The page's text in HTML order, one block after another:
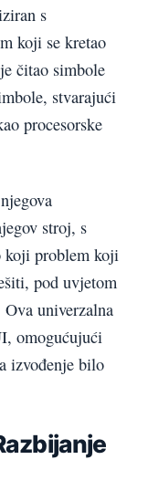
s
koji se kretao
čitao simbole
stvarajući
procesorske
stroj, s
koji problem koji
pod uvjetom
univerzalna
omogućujući
izvođenje bilo